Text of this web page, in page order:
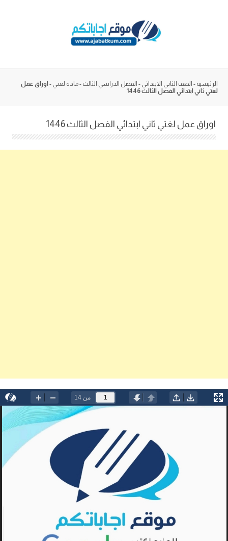
الرئيسية - الصف الثاني الابتدائي - الفصل الدراسي الثالث -مادة لغتي - اوراق عمل
لغتي ثاني ابتدائي الفصل الثالث 1446
اوراق عمل لغتي ثاني ابتدائي الفصل الثالث 1446